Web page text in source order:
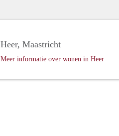
Heer, Maastricht
Meer informatie over wonen in Heer